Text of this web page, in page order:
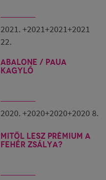
2021. +2021+2021+2021
22.
ABALONE / PAUA
kagyló
2020. +2020+2020+2020 8.
Mitől lesz prémium a
fehér zsálya?